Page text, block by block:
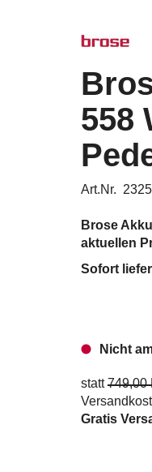
558
Art.Nr.
Brose
aktuellen
Sofort
Nicht
statt749,00
Gratis